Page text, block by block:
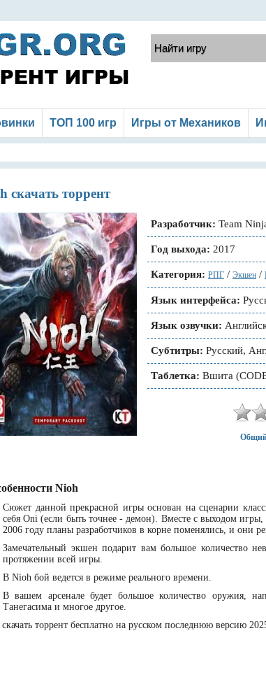
ТОП 100 игр Игры от Механиков
скачать торрент
Разработчик: Team
Год выхода: 2017
Категория: РПГ / Экшен /
Язык интерфейса:
Язык озвучки:
Субтитры: Русский,
Таблетка: Вшита
Nioh
Сюжет данной прекрасной игры основан на сценарии
себя Oni (если быть точнее - демон). Вместе с выходом
2006 году планы разработчиков в корне поменялись, и они
Замечательный экшен подарит вам большое количество
протяжении всей игры.
В Nioh бой ведется в режиме реального времени.
В вашем арсенале будет большое количество оружия,
Танегасима и многое другое.
торрент бесплатно на русском последнюю версию